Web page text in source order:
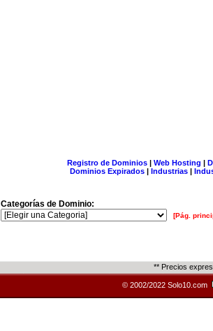
Registro de Dominios| Web Hosting |
Dominios Expirados | Industrias |
Categorías de Dominio:
[Pág.
** Precios
© 2002/2022 Solo10.com